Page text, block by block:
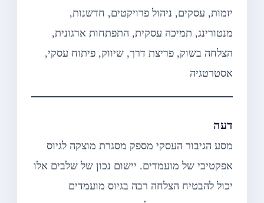
יזמות, עסקים, ניהול פרויקטים, חדשנות,
מנטורינג, תמיכה עסקית, התפתחות ארגונית,
הצלחה בשוק, פריצת דרך, שיווק, פיתוח עסקי,
אסטרטגיה
דעה
מסע הגיבור העסקי מספק מסגרת מוצקה לגיוס
אפקטיבי של מועמדים. יישום נכון של שלבים אלו
יכול להבטיח הצלחה רבה בגיוס מועמדים